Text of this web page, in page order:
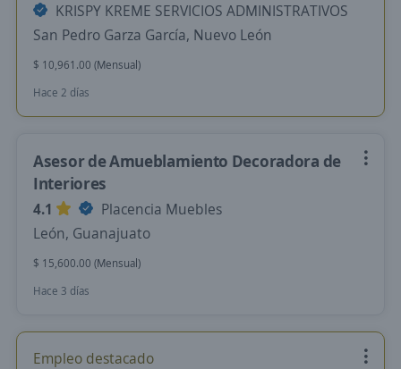
KRISPY KREME SERVICIOS ADMINISTRATIVOS
San Pedro Garza García, Nuevo León
$ 10,961.00 (Mensual)
Hace 2 días
Asesor de Amueblamiento Decoradora de
Interiores
4.1
Placencia Muebles
León, Guanajuato
$ 15,600.00 (Mensual)
Hace 3 días
Empleo destacado